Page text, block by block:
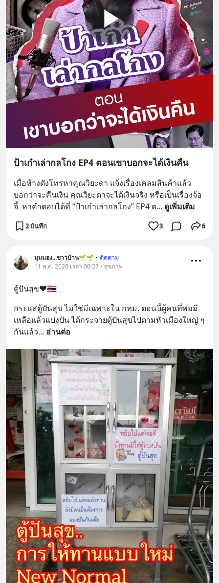
ป้าเก๋าเล่ากลโกง EP4 ตอนเขาบอกจะได้เงินคืน
เมื่อห้างดังโทรหาคุณวิยะดา แจ้งเรื่องเคลมสินค้าแล้ว
บอกว่าจะคืนเงิน คุณวิยะดาจะได้เงินจริง หรือเป็นเรื่องจ้อ
จี้  หาคำตอบได้ที่ “ป้าเก๋าเล่ากลโกง” EP4 ต... ดูเพิ่มเติม
2 บันทึก 3 6
มุมมอง...ชาวบ้าน🌱🌱 • ติดตาม
11 พ.ค. 2020 เวลา 00:27 • สุขภาพ
ตู้ปันสุข❤️🇹🇭
กระแสตู้ปันสุข ไม่ใช่มีเฉพาะใน กทม. ตอนนี้ผู้คนที่พอมี
เหลือแล้วแบ่งปัน ได้กระจายตู้ปันสุขไปตามหัวเมืองใหญ่ ๆ
กันแล้ว... อ่านต่อ